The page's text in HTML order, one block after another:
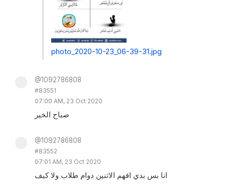
photo_2020-10-23_06-39-31.jpg
@1092786808
#83551
07:00 AM, 23 Oct 2020
صباح الخير
@1092786808
#83552
07:01 AM, 23 Oct 2020
انا بس بدي افهم الاثنين دوام طلاب ولا كيف